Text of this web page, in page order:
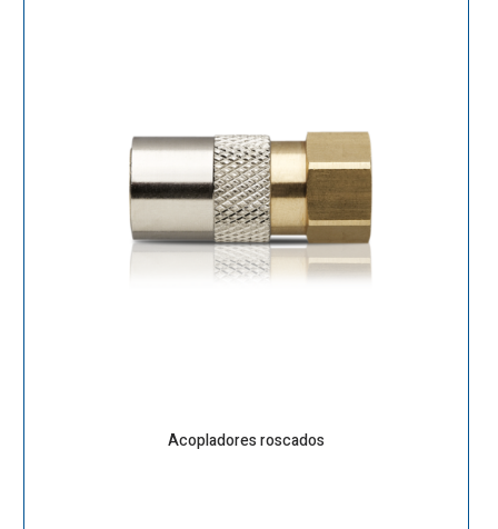
Acopladores roscados